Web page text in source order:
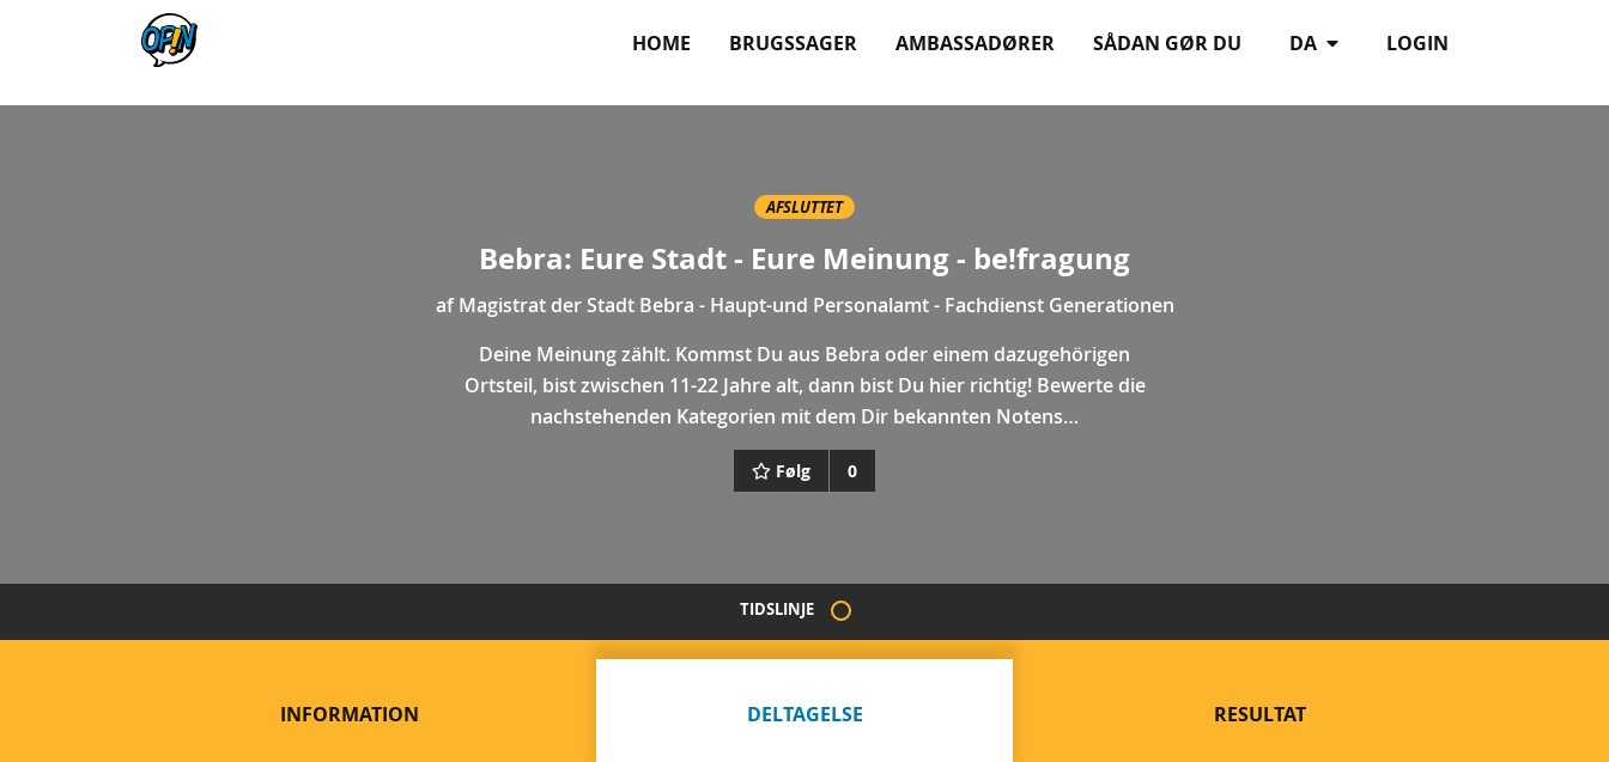
LOGIN
DA
HOME BRUGSSAGER AMBASSADØRER SÅDAN GØR DU
AFSLUTTET
Bebra: Eure Stadt - Eure Meinung - be!fragung
afMagistrat der Stadt Bebra - Haupt-und Personalamt - Fachdienst Generationen
Deine Meinung zählt. Kommst Du aus Bebra oder einem dazugehörigen
Ortsteil, bist zwischen 11-22 Jahre alt, dann bist Du hier richtig! Bewerte die
nachstehenden Kategorien mit dem Dir bekannten Notens…
Følg 0
TIDSLINJE
INFORMATION DELTAGELSE RESULTAT